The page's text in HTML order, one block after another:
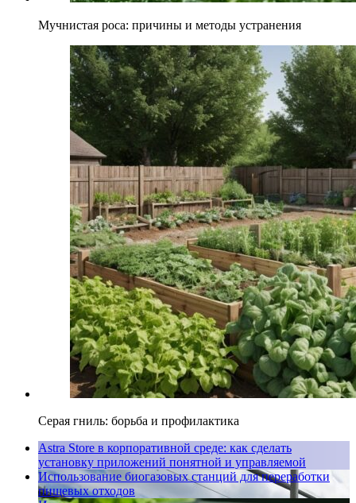
Мучнистая роса: причины и методы устранения
Серая гниль: борьба и профилактика
Astra Store в корпоративной среде: как сделать
установку приложений понятной и управляемой
Использование биогазовых станций для переработки
пищевых отходов